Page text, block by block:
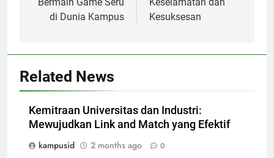
Bermain Game Seru
di Dunia Kampus
Keselamatan dan
Kesuksesan
Related News
Kemitraan Universitas dan Industri:
Mewujudkan Link and Match yang Efektif
kampusid
2 months ago 0